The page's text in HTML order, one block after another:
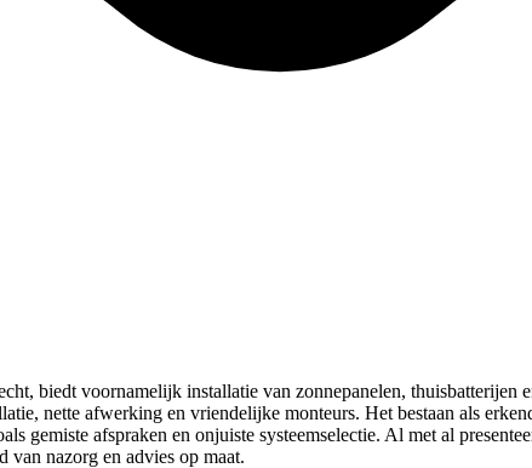
biedt voornamelijk installatie van zonnepanelen, thuisbatterijen
nette afwerking en vriendelijke monteurs. Het bestaan als
gemiste afspraken en onjuiste systeemselectie. Al met al
van nazorg en advies op maat.